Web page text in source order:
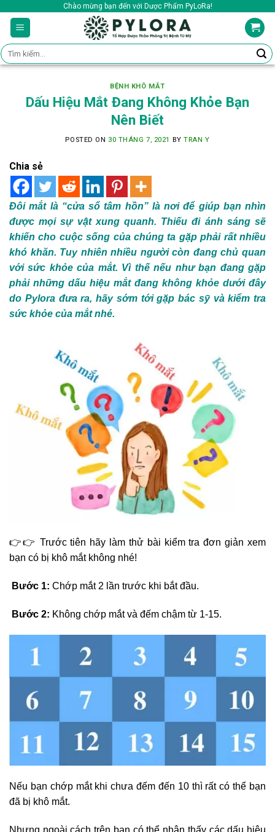
content
Chào mừng bạn đến với Dược Phẩm PyLoRa!
Tìm
kiếm:
BỆNH KHÔ MẮT
Dấu Hiệu Mắt Đang Không Khỏe Bạn
Nên Biết
POSTED ON 30 THÁNG 7, 2021 BYTRAN Y
Chia sẻ
Đôi mắt là “cửa sổ tâm hồn” là nơi để giúp bạn nhìn
được mọi sự vật xung quanh. Thiếu đi ánh sáng sẽ
khiến cho cuộc sống của chúng ta gặp phải rất nhiều
khó khăn. Tuy nhiên nhiều người còn đang chủ quan
với sức khỏe của mắt. Vì thế nếu như bạn đang gặp
phải những dấu hiệu mắt đang không khỏe dưới đây
do Pylora đưa ra, hãy sớm tới gặp bác sỹ và kiểm tra
sức khỏe của mắt nhé.
👉👉 Trước tiên hãy làm thử bài kiểm tra đơn giản xem
bạn có bị khô mắt không nhé!
Bước 1: Chớp mắt 2 lần trước khi bắt đầu.
Bước 2: Không chớp mắt và đếm chậm từ 1-15.
Nếu bạn chớp mắt khi chưa đếm đến 10 thì rất có thể bạn
đã bị khô mắt.
Nhưng ngoài cách trên bạn có thể nhận thấy các dấu hiệu